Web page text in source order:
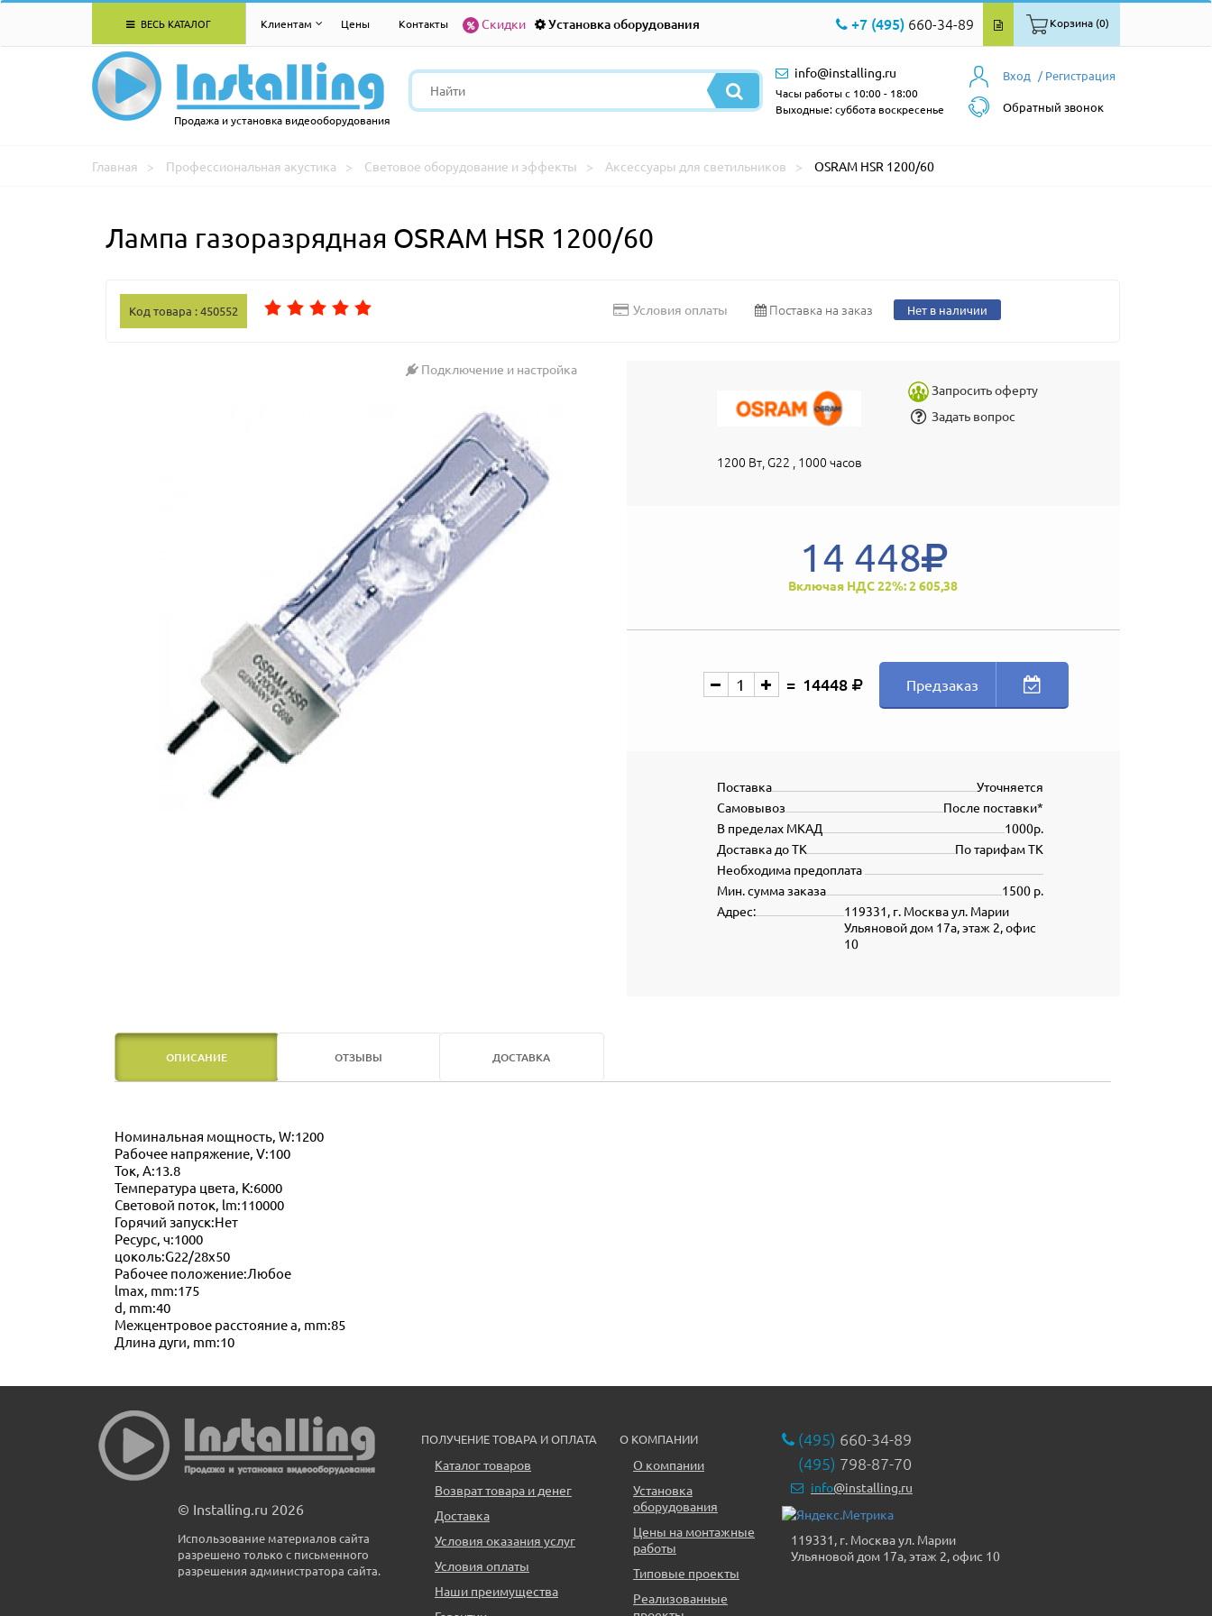
ВЕСЬ КАТАЛОГ Клиентам Цены Контакты Скидки Установка оборудования +7 (495) 660-34-89 Корзина (0)
Продажа и установка видеооборудования
Вход / Регистрация
Обратный звонок
info@installing.ru
Часы работы с 10:00 - 18:00
Выходные: суббота воскресенье
Главная Профессиональная акустика Световое оборудование и эффекты Аксессуары для светильников OSRAM HSR 1200/60
Лампа газоразрядная OSRAM HSR 1200/60
Код товара : 450552 Условия оплаты Поставка на заказ Нет в наличии
Подключение и настройка
Запросить оферту
Задать вопрос
1200 Вт, G22 , 1000 часов
14 448
Включая НДС 22%: 2 605,38
14448 Предзаказ
Уточняется
Поставка
После поставки*
Самовывоз
1000р.
В пределах МКАД
По тарифам ТК
Доставка до ТК
Необходима предоплата
1500 р.
Мин. сумма заказа
119331, г. Москва ул. Марии
Ульяновой дом 17а, этаж 2, офис
10
Адрес:
ОПИСАНИЕ ОТЗЫВЫ ДОСТАВКА
Номинальная мощность, W:1200
Рабочее напряжение, V:100
Ток, А:13.8
Температура цвета, K:6000
Световой поток, lm:110000
Горячий запуск:Нет
Ресурс, ч:1000
цоколь:G22/28x50
Рабочее положение:Любое
lmax, mm:175
d, mm:40
Межцентровое расстояние a, mm:85
Длина дуги, mm:10
© Installing.ru 2026
Использование материалов сайта
разрешено только с письменного
разрешения администратора сайта.
ПОЛУЧЕНИЕ ТОВАРА И ОПЛАТА
Каталог товаров
Возврат товара и денег
Доставка
Условия оказания услуг
Условия оплаты
Наши преимущества
О КОМПАНИИ
О компании
Установка
оборудования
Цены на монтажные
работы
Типовые проекты
Реализованные
(495) 660-34-89
(495) 798-87-70
info@installing.ru
119331, г. Москва ул. Марии
Ульяновой дом 17а, этаж 2, офис 10